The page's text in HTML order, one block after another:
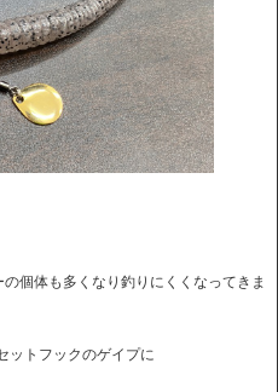
個体も多くなり釣りにくくなってきま
ットフックのゲイプに